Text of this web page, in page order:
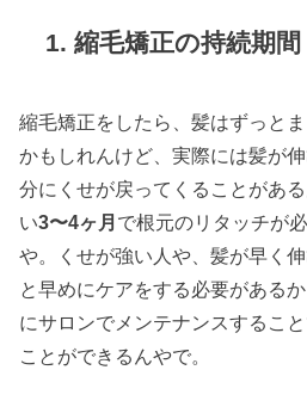
1. 縮毛矯正の持続期間
縮毛矯正をしたら、髪はずっと
かもしれんけど、実際には髪が
分にくせが戻ってくることがあ
い3〜4ヶ月 で根元のリタッチが
や。くせが強い人や、髪が早く
と早めにケアをする必要がある
にサロンでメンテナンスするこ
ことができるんやで。